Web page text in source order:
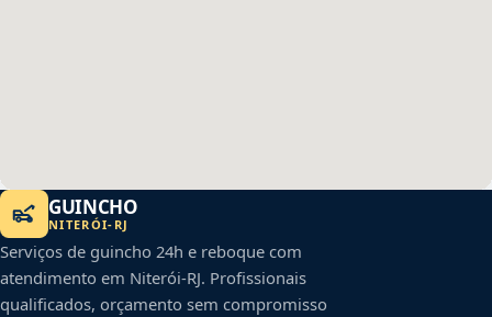
GUINCHO
NITERÓI- RJ
Serviços de guincho 24h e reboque com
atendimento em Niterói-RJ. Profissionais
qualificados, orçamento sem compromisso